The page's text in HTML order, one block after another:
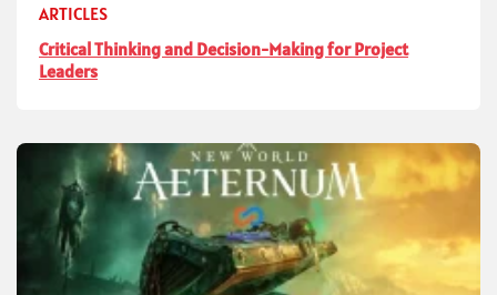
ARTICLES
Critical Thinking and Decision-Making for Project
Leaders